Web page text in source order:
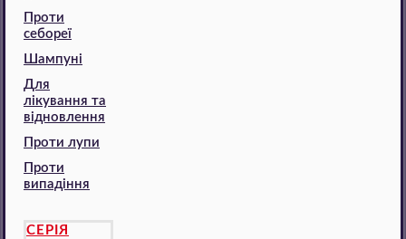
Проти
себореї
Шампуні
Для
лікування та
відновлення
Проти лупи
Проти
випадіння
СЕРІЯ